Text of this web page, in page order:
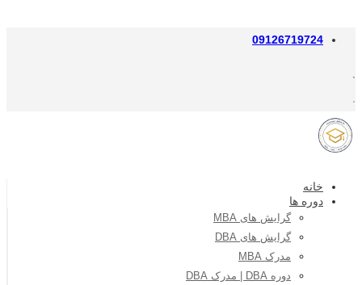
09126719724
خانه
دوره ها
گرایش های MBA
گرایش های DBA
مدرک MBA
دوره DBA | مدرک DBA